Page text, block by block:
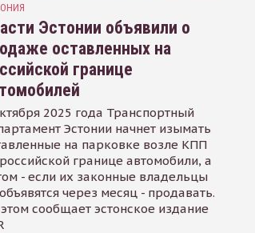
Эстонии объявили о
оставленных на
границе
2025 года Транспортный
Эстонии начнет изымать
на парковке возле КПП
границе автомобили, а
- если их законные владельцы
через месяц - продавать.
сообщает эстонское издание